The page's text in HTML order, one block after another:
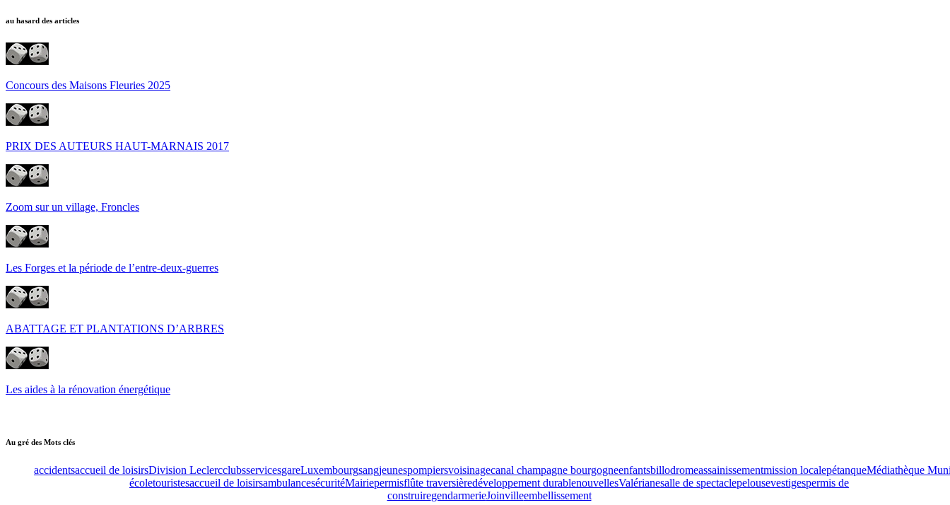
au hasard des articles
Concours des Maisons Fleuries 2025
PRIX DES AUTEURS HAUT-MARNAIS 2017
Zoom sur un village, Froncles
Les Forges et la période de l’entre-deux-guerres
ABATTAGE ET PLANTATIONS D’ARBRES
Les aides à la rénovation énergétique
Au gré des Mots clés
accidentsaccueil de loisirsDivision LeclercclubsservicesgareLuxembourgsangjeunespompiersvoisinagecanal champagne bourgogneenfantsbillodromeassainissementmission localepétanqueMédiathèque
écoletouristesaccueil de loisirsambulancesécuritéMairiepermisflûte traversièredéveloppement durablenouvellesValérianesalle de spectaclepelousevestigespermis de
construiregendarmerieJoinvilleembellissement